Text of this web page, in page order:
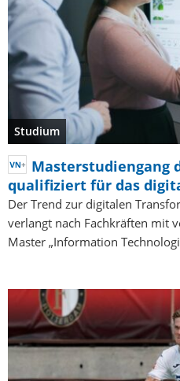
Studium
Masterstudiengang
qualifiziert für das
Der Trend zur digitalen
verlangt nach Fachkräften mit
Master „Information